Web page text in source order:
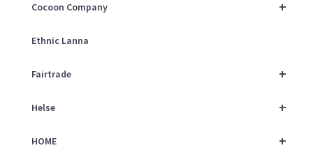
+
Cocoon Company
Ethnic Lanna
+
Fairtrade
+
Helse
+
HOME